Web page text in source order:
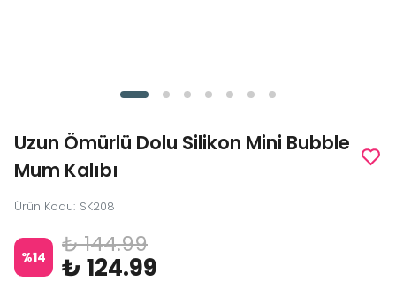
Uzun Ömürlü Dolu Silikon Mini Bubble
Mum Kalıbı
Ürün Kodu: SK208
%14 ₺ 144.99
₺ 124.99